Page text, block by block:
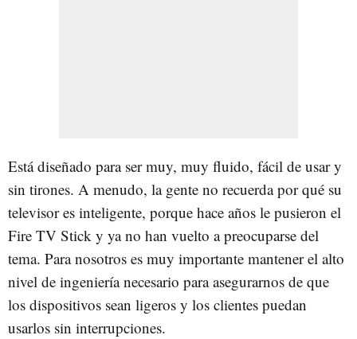
Está diseñado para ser muy, muy fluido, fácil de usar y
sin tirones. A menudo, la gente no recuerda por qué su
televisor es inteligente, porque hace años le pusieron el
Fire TV Stick y ya no han vuelto a preocuparse del
tema. Para nosotros es muy importante mantener el alto
nivel de ingeniería necesario para asegurarnos de que
los dispositivos sean ligeros y los clientes puedan
usarlos sin interrupciones.